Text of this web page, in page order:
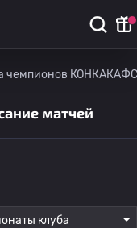
чемпионов КОНКАКАФ
матчей
клуба